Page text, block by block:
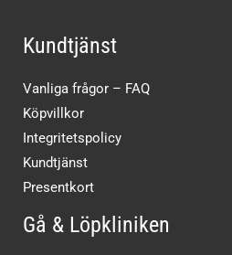
Kundtjänst
Vanliga frågor – FAQ
Köpvillkor
Integritetspolicy
Kundtjänst
Presentkort
Gå & Löpkliniken